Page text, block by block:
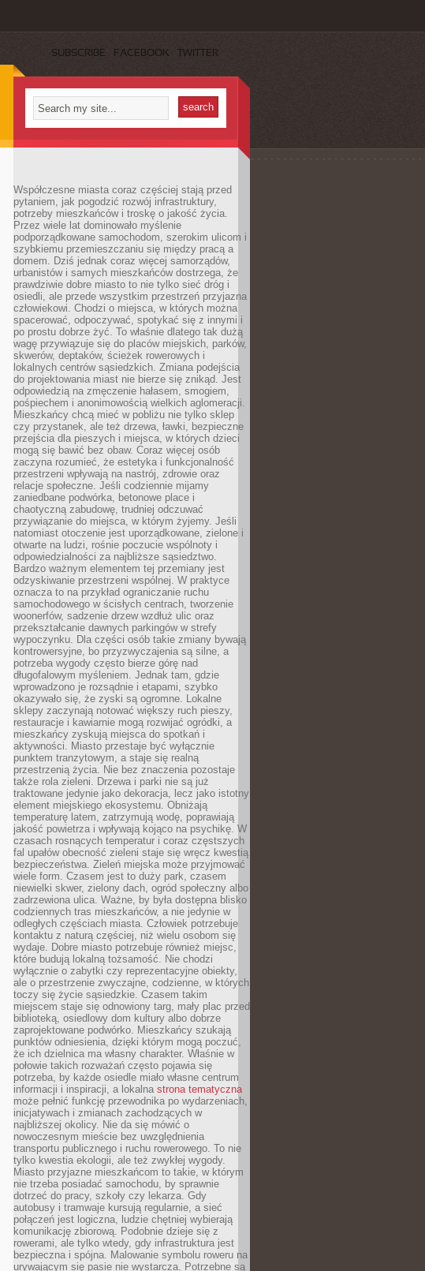
SUBSCRIBE FACEBOOK TWITTER
Współczesne miasta coraz częściej stają przed
pytaniem, jak pogodzić rozwój infrastruktury,
potrzeby mieszkańców i troskę o jakość życia.
Przez wiele lat dominowało myślenie
podporządkowane samochodom, szerokim ulicom i
szybkiemu przemieszczaniu się między pracą a
domem. Dziś jednak coraz więcej samorządów,
urbanistów i samych mieszkańców dostrzega, że
prawdziwie dobre miasto to nie tylko sieć dróg i
osiedli, ale przede wszystkim przestrzeń przyjazna
człowiekowi. Chodzi o miejsca, w których można
spacerować, odpoczywać, spotykać się z innymi i
po prostu dobrze żyć. To właśnie dlatego tak dużą
wagę przywiązuje się do placów miejskich, parków,
skwerów, deptaków, ścieżek rowerowych i
lokalnych centrów sąsiedzkich. Zmiana podejścia
do projektowania miast nie bierze się znikąd. Jest
odpowiedzią na zmęczenie hałasem, smogiem,
pośpiechem i anonimowością wielkich aglomeracji.
Mieszkańcy chcą mieć w pobliżu nie tylko sklep
czy przystanek, ale też drzewa, ławki, bezpieczne
przejścia dla pieszych i miejsca, w których dzieci
mogą się bawić bez obaw. Coraz więcej osób
zaczyna rozumieć, że estetyka i funkcjonalność
przestrzeni wpływają na nastrój, zdrowie oraz
relacje społeczne. Jeśli codziennie mijamy
zaniedbane podwórka, betonowe place i
chaotyczną zabudowę, trudniej odczuwać
przywiązanie do miejsca, w którym żyjemy. Jeśli
natomiast otoczenie jest uporządkowane, zielone i
otwarte na ludzi, rośnie poczucie wspólnoty i
odpowiedzialności za najbliższe sąsiedztwo.
Bardzo ważnym elementem tej przemiany jest
odzyskiwanie przestrzeni wspólnej. W praktyce
oznacza to na przykład ograniczanie ruchu
samochodowego w ścisłych centrach, tworzenie
woonerfów, sadzenie drzew wzdłuż ulic oraz
przekształcanie dawnych parkingów w strefy
wypoczynku. Dla części osób takie zmiany bywają
kontrowersyjne, bo przyzwyczajenia są silne, a
potrzeba wygody często bierze górę nad
długofalowym myśleniem. Jednak tam, gdzie
wprowadzono je rozsądnie i etapami, szybko
okazywało się, że zyski są ogromne. Lokalne
sklepy zaczynają notować większy ruch pieszy,
restauracje i kawiarnie mogą rozwijać ogródki, a
mieszkańcy zyskują miejsca do spotkań i
aktywności. Miasto przestaje być wyłącznie
punktem tranzytowym, a staje się realną
przestrzenią życia. Nie bez znaczenia pozostaje
także rola zieleni. Drzewa i parki nie są już
traktowane jedynie jako dekoracja, lecz jako istotny
element miejskiego ekosystemu. Obniżają
temperaturę latem, zatrzymują wodę, poprawiają
jakość powietrza i wpływają kojąco na psychikę. W
czasach rosnących temperatur i coraz częstszych
fal upałów obecność zieleni staje się wręcz kwestią
bezpieczeństwa. Zieleń miejska może przyjmować
wiele form. Czasem jest to duży park, czasem
niewielki skwer, zielony dach, ogród społeczny albo
zadrzewiona ulica. Ważne, by była dostępna blisko
codziennych tras mieszkańców, a nie jedynie w
odległych częściach miasta. Człowiek potrzebuje
kontaktu z naturą częściej, niż wielu osobom się
wydaje. Dobre miasto potrzebuje również miejsc,
które budują lokalną tożsamość. Nie chodzi
wyłącznie o zabytki czy reprezentacyjne obiekty,
ale o przestrzenie zwyczajne, codzienne, w których
toczy się życie sąsiedzkie. Czasem takim
miejscem staje się odnowiony targ, mały plac przed
biblioteką, osiedlowy dom kultury albo dobrze
zaprojektowane podwórko. Mieszkańcy szukają
punktów odniesienia, dzięki którym mogą poczuć,
że ich dzielnica ma własny charakter. Właśnie w
połowie takich rozważań często pojawia się
potrzeba, by każde osiedle miało własne centrum
informacji i inspiracji, a lokalna strona tematyczna
może pełnić funkcję przewodnika po wydarzeniach,
inicjatywach i zmianach zachodzących w
najbliższej okolicy. Nie da się mówić o
nowoczesnym mieście bez uwzględnienia
transportu publicznego i ruchu rowerowego. To nie
tylko kwestia ekologii, ale też zwykłej wygody.
Miasto przyjazne mieszkańcom to takie, w którym
nie trzeba posiadać samochodu, by sprawnie
dotrzeć do pracy, szkoły czy lekarza. Gdy
autobusy i tramwaje kursują regularnie, a sieć
połączeń jest logiczna, ludzie chętniej wybierają
komunikację zbiorową. Podobnie dzieje się z
rowerami, ale tylko wtedy, gdy infrastruktura jest
bezpieczna i spójna. Malowanie symbolu roweru na
urywającym się pasie nie wystarcza. Potrzebne są